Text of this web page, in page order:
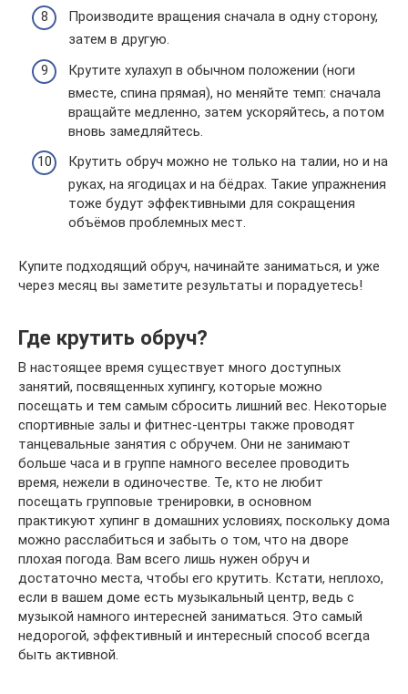
Производите вращения сначала в одну сторону,
затем в другую.
Крутите хулахуп в обычном положении (ноги
вместе, спина прямая), но меняйте темп: сначала
вращайте медленно, затем ускоряйтесь, а потом
вновь замедляйтесь.
Крутить обруч можно не только на талии, но и на
руках, на ягодицах и на бёдрах. Такие упражнения
тоже будут эффективными для сокращения
объёмов проблемных мест.
Купите подходящий обруч, начинайте заниматься, и уже
через месяц вы заметите результаты и порадуетесь!
Где крутить обруч?
В настоящее время существует много доступных
занятий, посвященных хупингу, которые можно
посещать и тем самым сбросить лишний вес. Некоторые
спортивные залы и фитнес-центры также проводят
танцевальные занятия с обручем. Они не занимают
больше часа и в группе намного веселее проводить
время, нежели в одиночестве. Те, кто не любит
посещать групповые тренировки, в основном
практикуют хупинг в домашних условиях, поскольку дома
можно расслабиться и забыть о том, что на дворе
плохая погода. Вам всего лишь нужен обруч и
достаточно места, чтобы его крутить. Кстати, неплохо,
если в вашем доме есть музыкальный центр, ведь с
музыкой намного интересней заниматься. Это самый
недорогой, эффективный и интересный способ всегда
быть активной.